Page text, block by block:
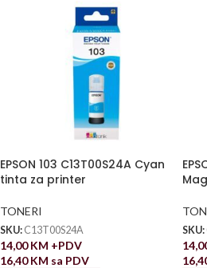
EPSON 103 C13T00S24A Cyan
tinta za printer
TONERI
SKU: C13T00S24A
14,00KM +PDV
16,40KM sa PDV
SKU: